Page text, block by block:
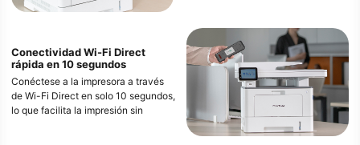
con solo ingresar la dirección IP en
legal, que se adapta
específicamente a sus necesidades
de manejo de documentos.
Conectividad Wi-Fi Direct
rápida en 10 segundos
Conéctese a la impresora a través
de Wi-Fi Direct en solo 10 segundos,
lo que facilita la impresión sin